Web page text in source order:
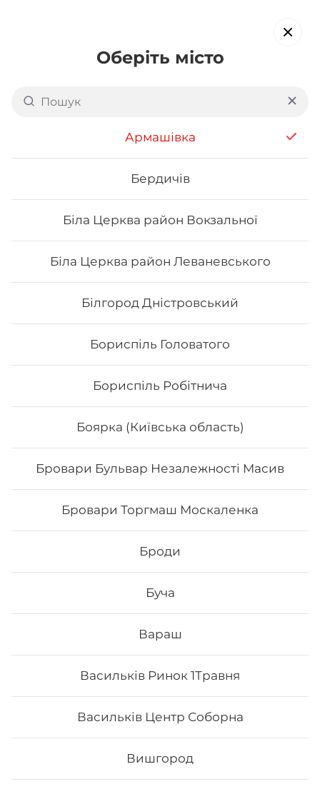
Оберіть місто
Армашівка
Бердичів
Біла Церква район Вокзальної
Біла Церква район Леваневського
Білгород Дністровський
Бориспіль Головатого
Бориспіль Робітнича
Боярка (Київська область)
Бровари Бульвар Незалежності Масив
Бровари Торгмаш Москаленка
Броди
Буча
Вараш
Васильків Ринок 1Травня
Васильків Центр Соборна
Вишгород
Голосіївському районі Києва
(Васильківська станція)
обирайте страви, які вам подобаються про все інше ми
подбаємо
Акція тижня Сети
Футомаки
Футомак з куркою
Вага: 290 г Склад: норі, рис, авокадо, салат, огірок, сир